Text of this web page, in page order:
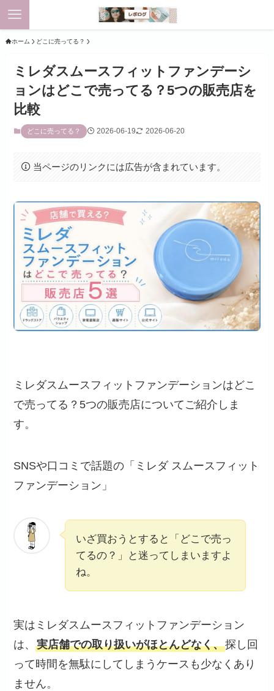
ホーム どこに売ってる？
ミレダスムースフィットファンデーシ
ョンはどこで売ってる？5つの販売店を
比較
どこに売ってる？ 2026-06-19 2026-06-20
当ページのリンクには広告が含まれています。
ミレダスムースフィットファンデーションはどこ
で売ってる？5つの販売店についてご紹介しま
す。
SNSや口コミで話題の「ミレダ スムースフィット
ファンデーション」
いざ買おうとすると「どこで売っ
てるの？」と迷ってしまいますよ
ね。
実はミレダスムースフィットファンデーション
は、実店舗での取り扱いがほとんどなく、探し回
って時間を無駄にしてしまうケースも少なくあり
ません。